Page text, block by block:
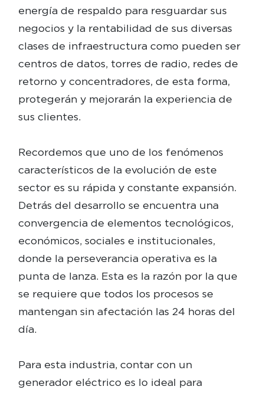
energía de respaldo para resguardar sus
negocios y la rentabilidad de sus diversas
clases de infraestructura como pueden ser
centros de datos, torres de radio, redes de
retorno y concentradores, de esta forma,
protegerán y mejorarán la experiencia de
sus clientes.
Recordemos que uno de los fenómenos
característicos de la evolución de este
sector es su rápida y constante expansión.
Detrás del desarrollo se encuentra una
convergencia de elementos tecnológicos,
económicos, sociales e institucionales,
donde la perseverancia operativa es la
punta de lanza. Esta es la razón por la que
se requiere que todos los procesos se
mantengan sin afectación las 24 horas del
día.
Para esta industria, contar con un
generador eléctrico es lo ideal para